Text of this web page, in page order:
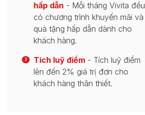
hấp dẫn - Mỗi tháng Vivita đều
có chương trình khuyến mãi và
quà tặng hấp dẫn dành cho
khách hàng.
3 Tích luỹ điểm - Tích luỹ điểm
lên đến 2% giá trị đơn cho
khách hàng thân thiết.